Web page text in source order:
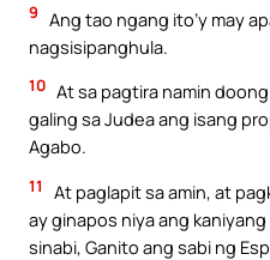
9 Ang tao ngang ito’y may
nagsisipanghula.
10 At sa pagtira namin
galing sa Judea ang isang
Agabo.
11
At paglapit sa amin, at
ay ginapos niya ang kaniyang
sinabi, Ganito ang sabi ng